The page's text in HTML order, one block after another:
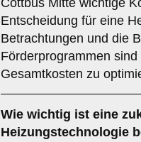
Cottbus Mitte wichtige
Entscheidung für eine
Betrachtungen und die
Förderprogrammen
Gesamtkosten zu
Wie wichtig ist eine
Heizungstechnologie